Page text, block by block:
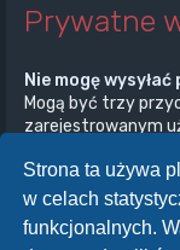
Strona ta używa
w celach
funkcjonalnych.
Prywatne
Nie mogę
Mogą być trzy
zarejestrowanym
wyłączył
witrynie. Trzecia –
przesyłanie
informacji,